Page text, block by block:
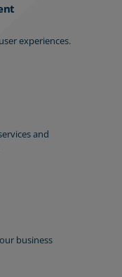
experiences.
and
business